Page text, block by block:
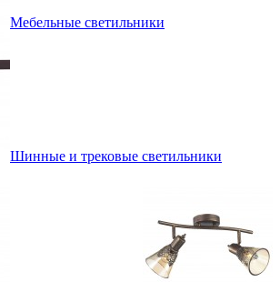
Мебельные светильники
Шинные и трековые светильники